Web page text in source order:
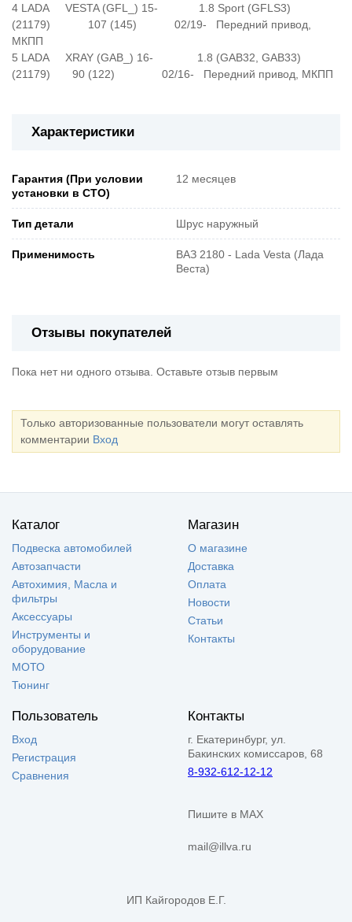
LADA VESTA (GFL_) 15- 1.8 Sport (GFLS3)
(21179) 107 (145) 02/19- Передний привод,
МКПП
LADA XRAY (GAB_) 16- 1.8 (GAB32, GAB33)
(21179) 90 (122) 02/16- Передний привод, МКПП
Характеристики
Гарантия (При условии
установки в СТО)
12 месяцев
Тип детали Шрус наружный
Применимость
ВАЗ 2180 - Lada Vesta (Лада
Веста)
Отзывы покупателей
Пока нет ни одного отзыва. Оставьте отзыв первым
Только авторизованные пользователи могут оставлять
комментарии Вход
Каталог
Подвеска автомобилей
Автозапчасти
Автохимия, Масла и
фильтры
Аксессуары
Инструменты и
оборудование
МОТО
Тюнинг
Магазин
О магазине
Доставка
Оплата
Новости
Статьи
Контакты
Пользователь
Вход
Регистрация
Сравнения
Контакты
г. Екатеринбург, ул.
Бакинских комиссаров, 68
8-932-612-12-12
Пишите в MAX
mail@illva.ru
ИП Кайгородов Е.Г.